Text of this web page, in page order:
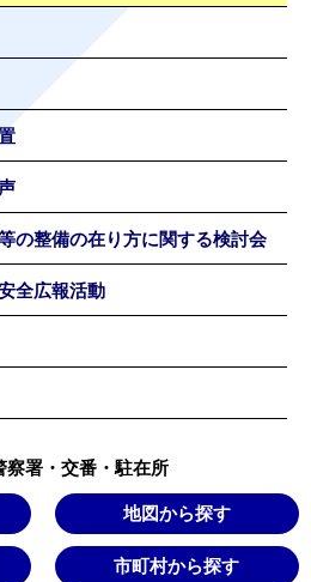
の整備の在り方に関する検討会
全広報活動
察署・交番・駐在所
地図から探す
市町村から探す